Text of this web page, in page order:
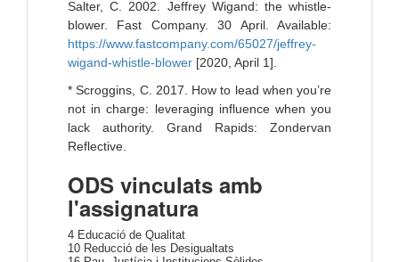
Salter, C. 2002. Jeffrey Wigand: the whistle-
blower. Fast Company. 30 April. Available:
https://www.fastcompany.com/65027/jeffrey-
wigand-whistle-blower [2020, April 1].
* Scroggins, C. 2017. How to lead when you’re
not in charge: leveraging influence when you
lack authority. Grand Rapids: Zondervan
Reflective.
ODS vinculats amb
l'assignatura
4 Educació de Qualitat
10 Reducció de les Desigualtats